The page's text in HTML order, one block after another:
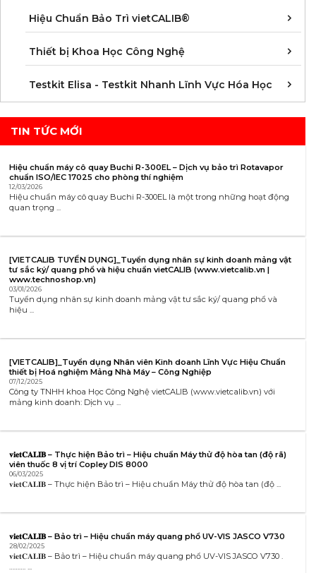
Hiệu Chuẩn Bảo Trì vietCALIB®
Thiết bị Khoa Học Công Nghệ
Testkit Elisa - Testkit Nhanh Lĩnh Vực Hóa Học
TIN TỨC MỚI
Hiệu chuẩn máy cô quay Buchi R-300EL – Dịch vụ bảo trì Rotavapor
chuẩn ISO/IEC 17025 cho phòng thí nghiệm
12/03/2026
Hiệu chuẩn máy cô quay Buchi R-300EL là một trong những hoạt động
quan trọng ...
[VIETCALIB TUYỂN DỤNG]_Tuyển dụng nhân sự kinh doanh mảng vật
tư sắc ký/ quang phổ và hiệu chuẩn vietCALIB (www.vietcalib.vn |
www.technoshop.vn)
03/01/2026
Tuyển dụng nhân sự kinh doanh mảng vật tư sắc ký/ quang phổ và
hiệu ...
[VIETCALIB]_Tuyển dụng Nhân viên Kinh doanh Lĩnh Vực Hiệu Chuẩn
thiết bị Hoá nghiệm Mảng Nhà Máy – Công Nghiệp
07/12/2025
Công ty TNHH khoa Học Công Nghệ vietCALIB (www.vietcalib.vn) với
mảng kinh doanh: Dịch vụ ...
𝐯𝐢𝐞𝐭𝐂𝐀𝐋𝐈𝐁 – Thực hiện Bảo trì – Hiệu chuẩn Máy thử độ hòa tan (độ rã)
viên thuốc 8 vị trí Copley DIS 8000
06/03/2025
𝐯𝐢𝐞𝐭𝐂𝐀𝐋𝐈𝐁 – Thực hiện Bảo trì – Hiệu chuẩn Máy thử độ hòa tan (độ ...
𝐯𝐢𝐞𝐭𝐂𝐀𝐋𝐈𝐁 – Bảo trì – Hiệu chuẩn máy quang phổ UV-VIS JASCO V730
28/02/2025
𝐯𝐢𝐞𝐭𝐂𝐀𝐋𝐈𝐁 – Bảo trì – Hiệu chuẩn máy quang phổ UV-VIS JASCO V730 .
………. ...